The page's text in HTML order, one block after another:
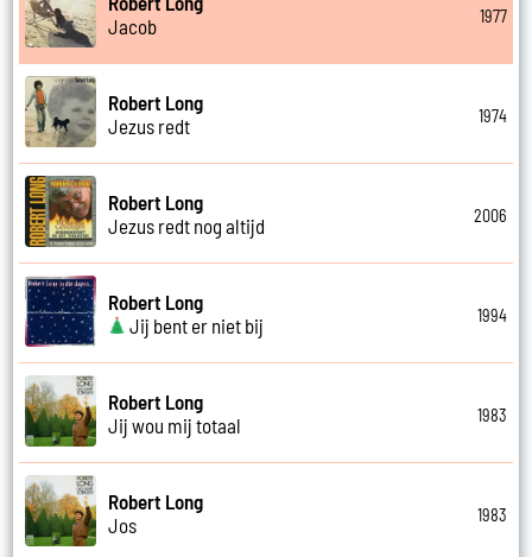
Jacob
1977
Robert Long
Jezus redt
1974
Robert Long
Jezus redt nog altijd
2006
Robert Long
Jij bent er niet bij
1994
Robert Long
Jij wou mij totaal
1983
Robert Long
Jos
1983